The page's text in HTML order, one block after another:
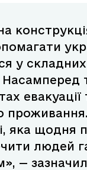
у
Насамперед
евакуації
яка щодня
людей
—